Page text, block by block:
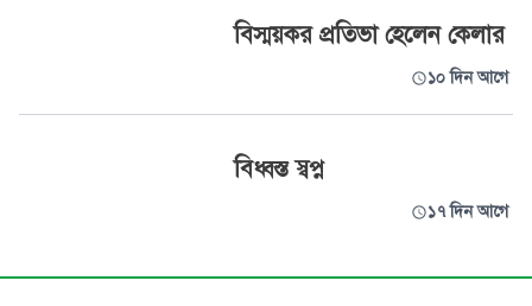
বিস্ময়কর প্রতিভা হেলেন কেলার
১০ দিন আগে
বিধ্বস্ত স্বপ্ন
১৭ দিন আগে